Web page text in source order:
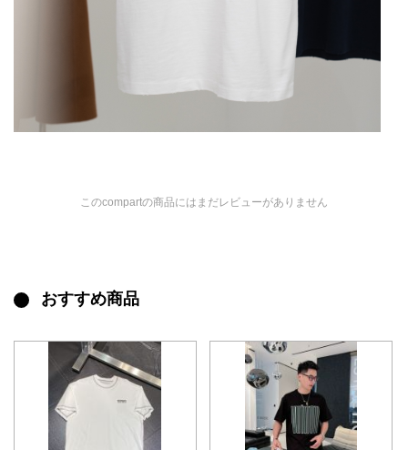
このcompartの商品にはまだレビューがありません
おすすめ商品